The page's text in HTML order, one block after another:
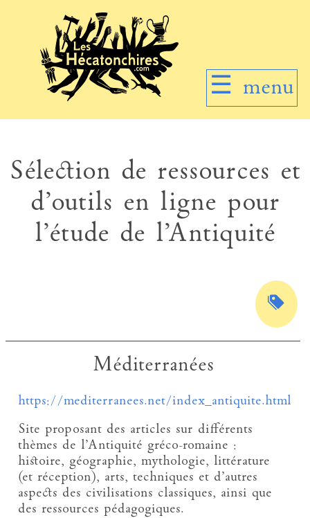
☰ menu
Sélection de ressources et
d’outils en ligne pour
l’étude de l’Antiquité
Méditerranées
https://mediterranees.net/index_antiquite.html
Site proposant des articles sur différents
thèmes de l’Antiquité gréco-romaine :
histoire, géographie, mythologie, littérature
(et réception), arts, techniques et d’autres
aspects des civilisations classiques, ainsi que
des ressources pédagogiques.